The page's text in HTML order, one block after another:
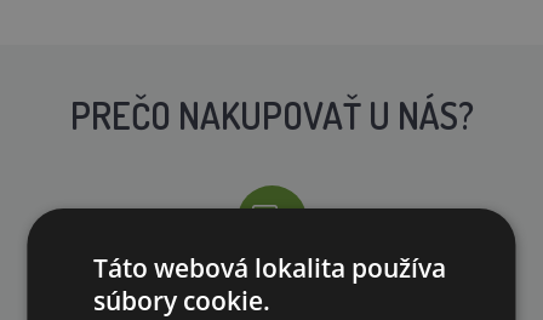
PREČO NAKUPOVAŤ U NÁS?
DOPRAVA ZDARMA
Táto webová lokalita používa
súbory cookie.